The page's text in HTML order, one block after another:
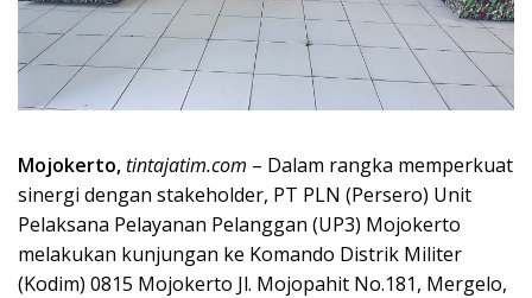
Mojokerto,tintajatim.com – Dalam rangka memperkuat
sinergi dengan stakeholder, PT PLN (Persero) Unit
Pelaksana Pelayanan Pelanggan (UP3) Mojokerto
melakukan kunjungan ke Komando Distrik Militer
(Kodim) 0815 Mojokerto Jl. Mojopahit No.181, Mergelo,